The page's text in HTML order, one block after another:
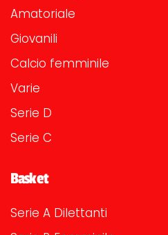
Amatoriale
Giovanili
Calcio femminile
Varie
Serie D
Serie C
Basket
Serie A Dilettanti